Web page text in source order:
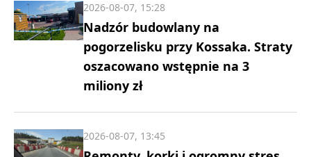
Nadzór budowlany na
pogorzelisku przy Kossaka. Straty
oszacowano wstępnie na 3
miliony zł
2026-08-07, 15:28
2026-08-07, 13:45